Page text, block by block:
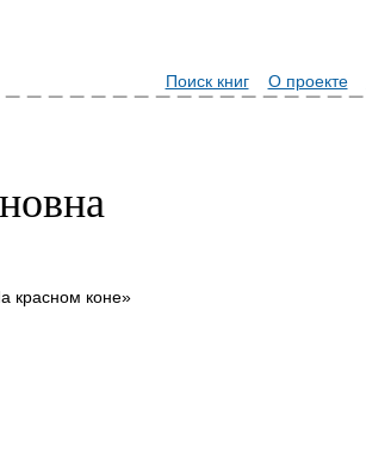
Поиск книг О проекте
красном коне»